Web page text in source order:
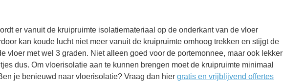
er vanuit de kruipruimte isolatiemateriaal op de onderkant van de vloer
kan koude lucht niet meer vanuit de kruipruimte omhoog trekken en stijgt de
vloer met wel 3 graden. Niet alleen goed voor de portemonnee, maar ook lekker
dus. Om vloerisolatie aan te kunnen brengen moet de kruipruimte minimaal
je benieuwd naar vloerisolatie? Vraag dan hier gratis en vrijblijvend offertes